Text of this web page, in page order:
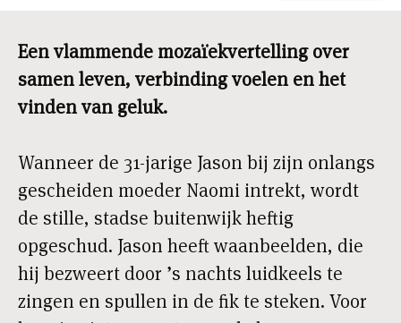
Een vlammende mozaïekvertelling over
samen leven, verbinding voelen en het
vinden van geluk.
Wanneer de 31-jarige Jason bij zijn onlangs
gescheiden moeder Naomi intrekt, wordt
de stille, stadse buitenwijk heftig
opgeschud. Jason heeft waanbeelden, die
hij bezweert door ’s nachts luidkeels te
zingen en spullen in de fik te steken. Voor